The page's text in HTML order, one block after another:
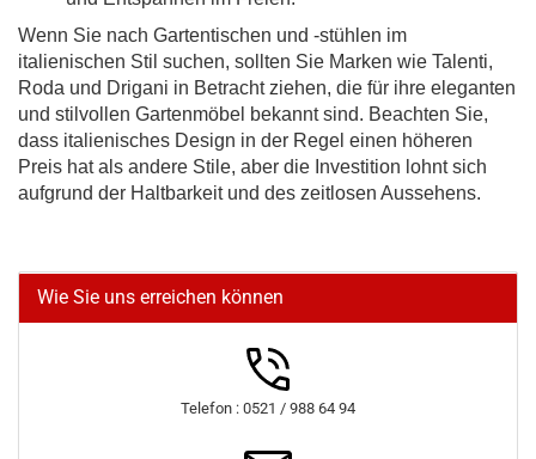
Wenn Sie nach Gartentischen und -stühlen im
italienischen Stil suchen, sollten Sie Marken wie Talenti,
Roda und Drigani in Betracht ziehen, die für ihre eleganten
und stilvollen Gartenmöbel bekannt sind. Beachten Sie,
dass italienisches Design in der Regel einen höheren
Preis hat als andere Stile, aber die Investition lohnt sich
aufgrund der Haltbarkeit und des zeitlosen Aussehens.
Wie Sie uns erreichen können
Telefon : 0521 / 988 64 94